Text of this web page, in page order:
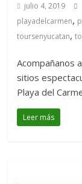
julio 4, 2019
playadelcarmen,
toursenyucatan,
Acompañanos
sitios
Playa del
Leer más